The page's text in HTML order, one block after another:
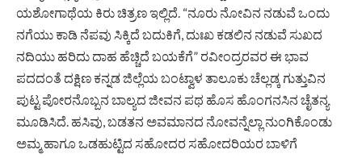
ಯಶೋಗಾಥೆಯ ಕಿರು ಚಿತ್ರಣ ಇಲ್ಲಿದೆ. “ನೂರು ನೋವಿನ ನಡುವೆ ಒಂದು
ನಗೆಯು ಕಾಡಿ ನೆಪವು ಸಿಕ್ಕಿದೆ ಬದುಕಿಗೆ, ದುಃಖ ಕಡಲಿನ ನಡುವೆ ಸುಖದ
ನದಿಯು ಹರಿದು ದಾಹ ಹೆಚ್ಚಿದೆ ಬಯಕೆಗೆ” ರವೀಂದ್ರರವರ ಈ ಭಾವ
ಪದದಂತೆ ದಕ್ಷಿಣ ಕನ್ನಡ ಜಿಲ್ಲೆಯ ಬಂಟ್ವಾಳ ತಾಲೂಕು ಚೆಲ್ಲಡ್ಕ ಗುತ್ತುವಿನ
ಪುಟ್ಟ ಪೋರನೊಬ್ಬನ ಬಾಲ್ಯದ ಜೀವನ ಪಥ ಹೊಸ ಹೊಂಗನಸಿನ ಚೈತನ್ಯ
ಮೂಡಿಸಿದೆ. ಹಸಿವು, ಬಡತನ ಅವಮಾನದ ನೋವನ್ನೆಲ್ಲಾ ನುಂಗಿಕೊಂಡು
ಅಮ್ಮ ಹಾಗೂ ಒಡಹುಟ್ಟಿದ ಸಹೋದರ ಸಹೋದರಿಯರ ಬಾಳಿಗೆ